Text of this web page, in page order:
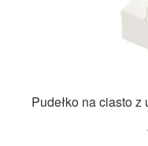
Pudełko na ciasto